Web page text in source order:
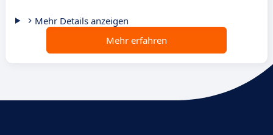
Mehr Details anzeigen
Mehr erfahren